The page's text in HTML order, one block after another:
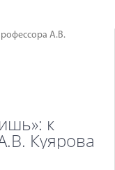
А.В.
к
Куярова